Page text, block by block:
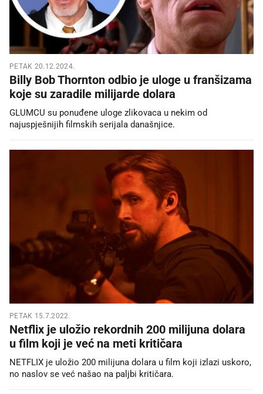
PETAK 20.12.2024.
Billy Bob Thornton odbio je uloge u franšizama
koje su zaradile milijarde dolara
GLUMCU su ponuđene uloge zlikovaca u nekim od
najuspješnijih filmskih serijala današnjice.
PETAK 15.7.2022.
Netflix je uložio rekordnih 200 milijuna dolara
u film koji je već na meti kritičara
NETFLIX je uložio 200 milijuna dolara u film koji izlazi uskoro,
no naslov se već našao na paljbi kritičara.